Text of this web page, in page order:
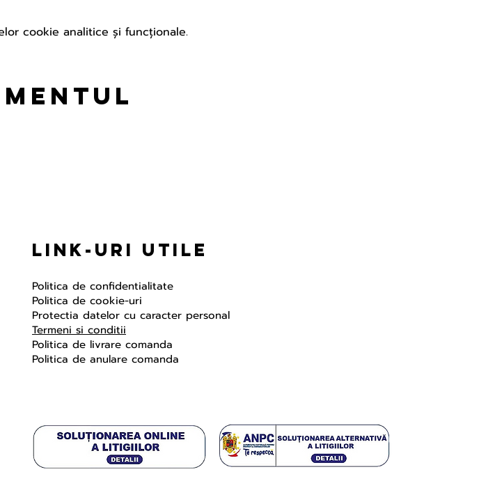
cookie analitice și funcționale.
Link-uri Utile
Politica de confidentialitate
Politica de cookie-uri
Protectia datelor cu caracter personal
Termeni si conditii
Politica de livrare comanda
Politica de anulare comanda